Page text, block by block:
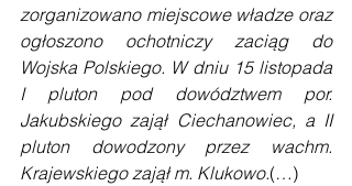
zorganizowano miejscowe władze oraz
ogłoszono ochotniczy zaciąg do
Wojska Polskiego. W dniu 15 listopada
I pluton pod dowództwem por.
Jakubskiego zajął Ciechanowiec, a II
pluton dowodzony przez wachm.
Krajewskiego zajął m. Klukowo.(…)